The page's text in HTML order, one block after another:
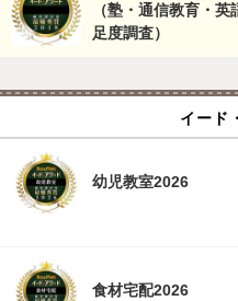
（塾・通信教育・
足度調査）
イード
幼児教室2026
食材宅配2026